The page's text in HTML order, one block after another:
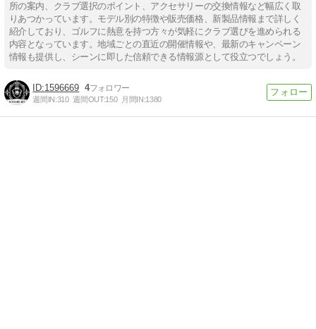
所の案内、クラブ選択のポイント、アクセサリーの交換情報など幅広く取
りあつかっています。モデル別の特徴や販売価格、新製品情報まで詳しく
紹介しており、ゴルフに熱意を持つ方々が気軽にクラブ選びを進められる
内容となっています。地域ごとの直近の開催情報や、最新のキャンペーン
情報も提供し、シーンに即した信頼できる情報源として役立つでしょう。
1596669 4
週間IN:310 週間OUT:150 月間IN:1380